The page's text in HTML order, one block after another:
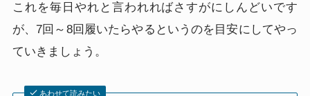
これを毎日やれと言われればさすがにしんどいです
が、7回～8回履いたらやるというのを目安にしてやっ
ていきましょう。
あわせて読みたい